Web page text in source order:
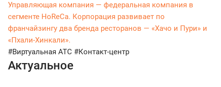
Управляющая компания — федеральная компания в
сегменте HoReCa. Корпорация развивает по
франчайзингу два бренда ресторанов — «Хачо и Пури» и
«Пхали-Хинкали».
#Виртуальная АТС #Контакт-центр
Актуальное